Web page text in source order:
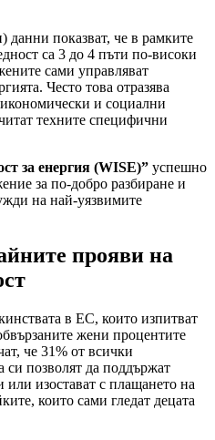
показват, че в рамките
са 3 до 4 пъти по-високи
сами управляват
Често това отразява
и социални
техните специфични
за енергия (WISE)” успешно
за по-добро разбиране и
на най-уязвимите
прояви на
в ЕС, които изпитват
жени процентите
че 31% от всички
си позволят да поддържат
или изостават с плащането на
които сами гледат децата